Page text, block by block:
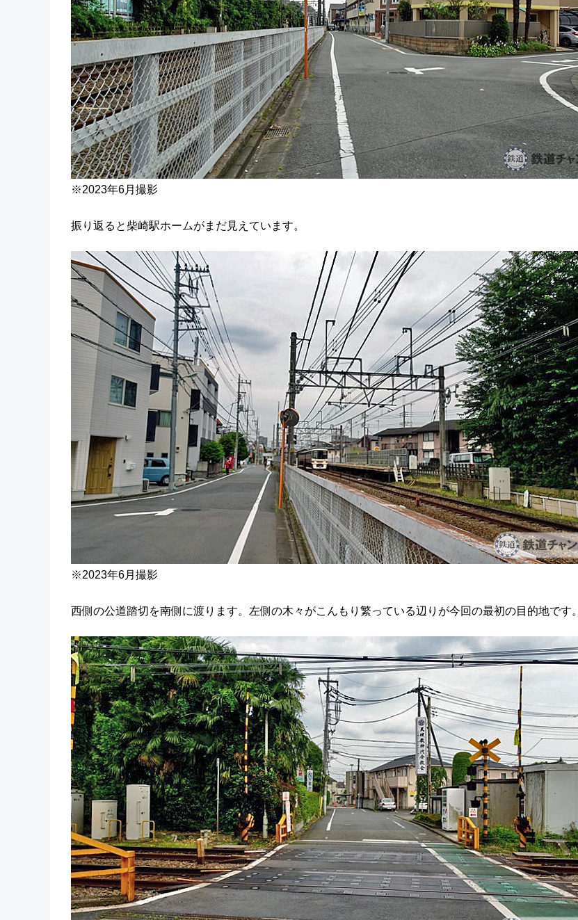
※2023年6月撮影
振り返ると柴崎駅ホームがまだ見えています。
※2023年6月撮影
西側の公道踏切を南側に渡ります。左側の木々がこんもり繁っている辺りが今回の最初の目的地です。